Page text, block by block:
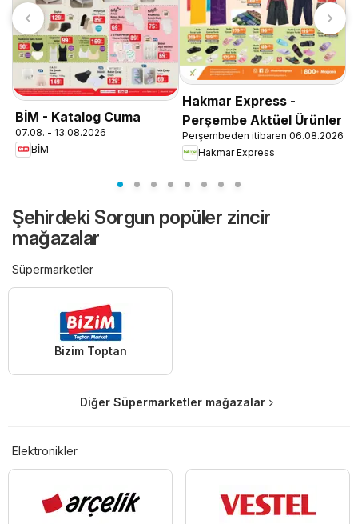
BİM - Katalog Cuma
07.08. - 13.08.2026
BİM
Hakmar Express -
Perşembe Aktüel Ürünler
Perşembeden itibaren 06.08.2026
Hakmar Express
Şehirdeki Sorgun popüler zincir
mağazalar
Süpermarketler
Bizim Toptan
Diğer Süpermarketler mağazalar
Elektronikler